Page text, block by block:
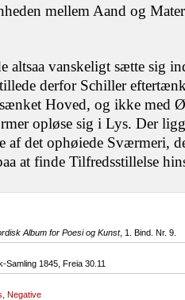
mellem Aand og
altsaa vanskeligt sætte sig
derfor Schiller
Hoved, og ikke med
opløse sig i Lys. Der
af det ophøiede Sværmeri,
at finde Tilfredsstillelse
Album for Poesi og Kunst, 1. Bind. Nr. 9.
1845, Freia 30.11
Negative